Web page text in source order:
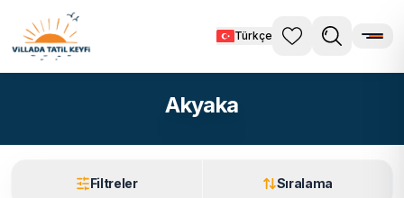
Türkçe
Akyaka
Filtreler Sıralama